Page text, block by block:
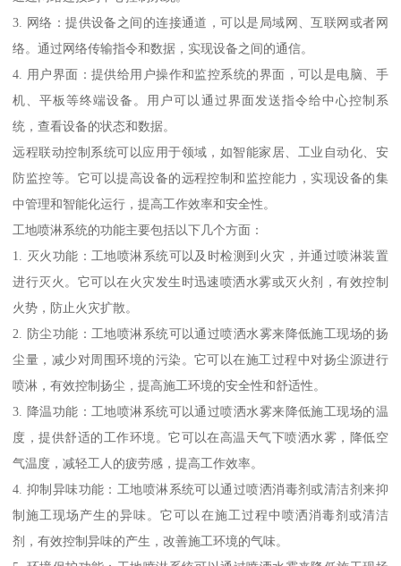
3. 网络：提供设备之间的连接通道，可以是局域网、互联网或者网
络。通过网络传输指令和数据，实现设备之间的通信。
4. 用户界面：提供给用户操作和监控系统的界面，可以是电脑、手
机、平板等终端设备。用户可以通过界面发送指令给中心控制系
统，查看设备的状态和数据。
远程联动控制系统可以应用于领域，如智能家居、工业自动化、安
防监控等。它可以提高设备的远程控制和监控能力，实现设备的集
中管理和智能化运行，提高工作效率和安全性。
工地喷淋系统的功能主要包括以下几个方面：
1. 灭火功能：工地喷淋系统可以及时检测到火灾，并通过喷淋装置
进行灭火。它可以在火灾发生时迅速喷洒水雾或灭火剂，有效控制
火势，防止火灾扩散。
2. 防尘功能：工地喷淋系统可以通过喷洒水雾来降低施工现场的扬
尘量，减少对周围环境的污染。它可以在施工过程中对扬尘源进行
喷淋，有效控制扬尘，提高施工环境的安全性和舒适性。
3. 降温功能：工地喷淋系统可以通过喷洒水雾来降低施工现场的温
度，提供舒适的工作环境。它可以在高温天气下喷洒水雾，降低空
气温度，减轻工人的疲劳感，提高工作效率。
4. 抑制异味功能：工地喷淋系统可以通过喷洒消毒剂或清洁剂来抑
制施工现场产生的异味。它可以在施工过程中喷洒消毒剂或清洁
剂，有效控制异味的产生，改善施工环境的气味。